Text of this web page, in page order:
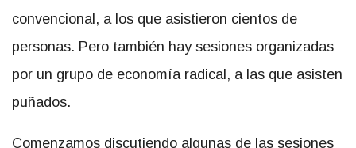
convencional, a los que asistieron cientos de
personas. Pero también hay sesiones organizadas
por un grupo de economía radical, a las que asisten
puñados.
Comenzamos discutiendo algunas de las sesiones